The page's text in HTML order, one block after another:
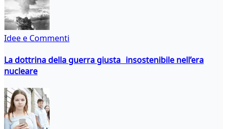
Idee e Commenti
La dottrina della guerra giusta insostenibile nell’era
nucleare